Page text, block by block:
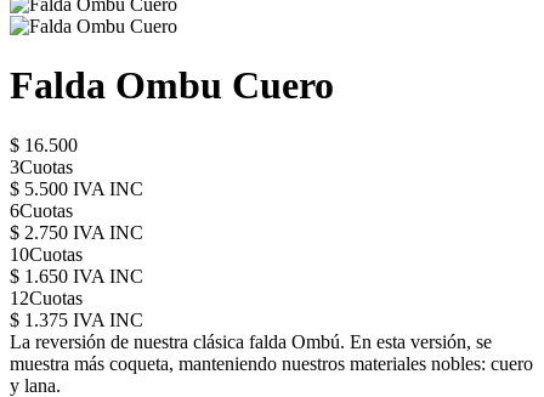
Falda Ombu Cuero
$ 16.500
3Cuotas
$ 5.500 IVA INC
6Cuotas
$ 2.750 IVA INC
10Cuotas
$ 1.650 IVA INC
12Cuotas
$ 1.375 IVA INC
La reversión de nuestra clásica falda Ombú. En esta versión, se
muestra más coqueta, manteniendo nuestros materiales nobles: cuero
y lana.